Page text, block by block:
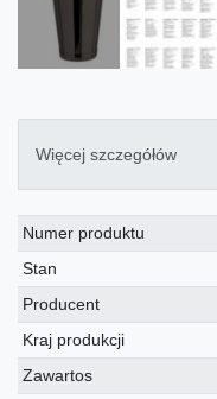
Więcej szczegółów
Charakterystyka
techniczna
Wartość
Numer produktu
Stan
Producent
Kraj produkcji
Zawartos